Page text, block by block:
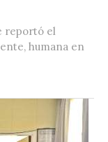
reportó el
humana en